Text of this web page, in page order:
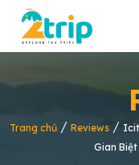
Trang chủ / Reviews /
Gian